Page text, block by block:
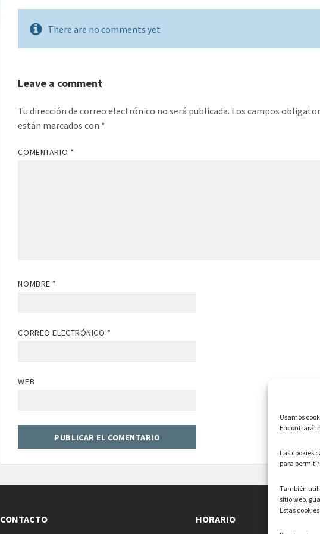
Usamos
Encontrará
Las cookies
para
También
sitio web,
Estas
There are no comments yet
Leave a comment
Tu dirección de correo electrónico no será publicada. Los campos
están marcados con *
COMENTARIO *
NOMBRE *
CORREO ELECTRÓNICO *
WEB
CONTACTO HORARIO